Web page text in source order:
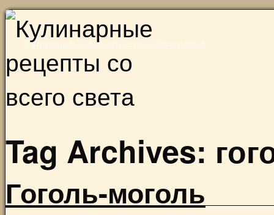
Кулинарные рецепты со всего света
Skip
content
Tag Archives:
Гоголь-моголь